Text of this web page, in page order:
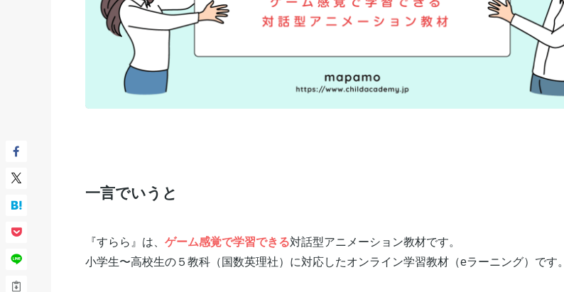
一言でいうと
『すらら』は、 ゲーム感覚で学習できる対話型アニメーション教材です。
小学生〜高校生の５教科（国数英理社）に対応したオンライン学習教材（eラーニング）です。